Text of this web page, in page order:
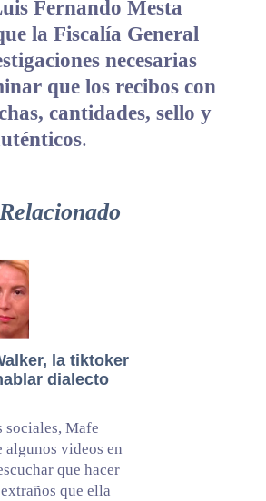
Fernando Mesta
la Fiscalía General
necesarias
que los recibos con
cantidades, sello y
.
la tiktoker
dialecto
sociales, Mafe
algunos videos en
que hacer
que ella